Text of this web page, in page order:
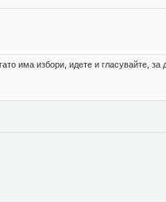
има избори, идете и гласувайте,